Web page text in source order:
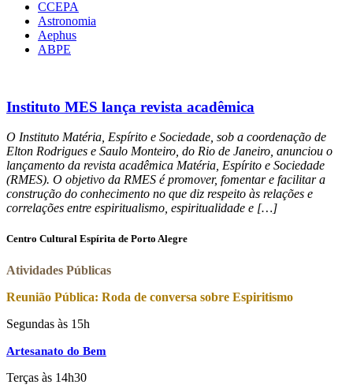
CCEPA
Astronomia
Aephus
ABPE
Instituto MES lança revista acadêmica
O Instituto Matéria, Espírito e Sociedade, sob a coordenação de
Elton Rodrigues e Saulo Monteiro, do Rio de Janeiro, anunciou o
lançamento da revista acadêmica Matéria, Espírito e Sociedade
(RMES). O objetivo da RMES é promover, fomentar e facilitar a
construção do conhecimento no que diz respeito às relações e
correlações entre espiritualismo, espiritualidade e […]
Centro Cultural Espírita de Porto Alegre
Atividades Públicas
Reunião Pública: Roda de conversa sobre Espiritismo
Segundas às 15h
Artesanato do Bem
Terças às 14h30